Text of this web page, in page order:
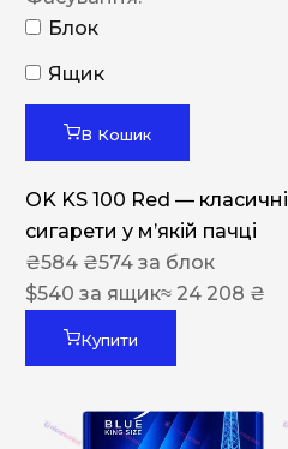
Блок
Ящик
В Кошик
OK KS 100 Red — класичні
сигарети у м’якій пачці
₴584 ₴574 за блок
$540 за ящик≈ 24 208 ₴
Купити